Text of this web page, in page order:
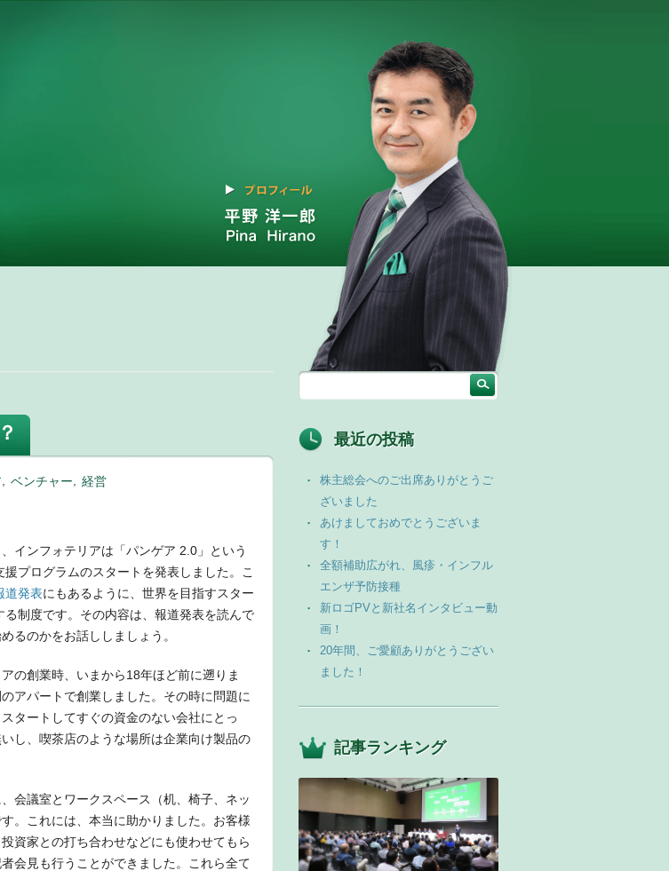
ベンチャー 経営
インフォテリアは「パンゲア 2.0」という
援プログラムのスタートを発表しました。こ
道発表にもあるように、世界を目指すスター
る制度です。その内容は、報道発表を読んで
るのかをお話ししましょう。
の創業時、いまから18年ほど前に遡りま
アパートで創業しました。その時に問題に
タートしてすぐの資金のない会社にとっ
し、喫茶店のような場所は企業向け製品の
会議室とワークスペース（机、椅子、ネッ
。これには、本当に助かりました。お客様
資家との打ち合わせなどにも使わせてもら
会見も行うことができました。これら全て
最近の投稿
株主総会へのご出席ありがとうご
ざいました
あけましておめでとうございま
す！
全額補助広がれ、風疹・インフル
エンザ予防接種
新ロゴPVと新社名インタビュー動
画！
20年間、ご愛顧ありがとうござい
ました！
記事ランキング